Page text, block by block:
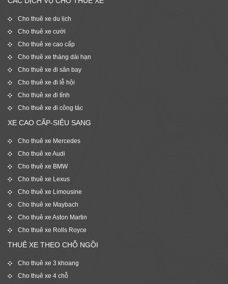
Cho thuê xe du lịch
Cho thuê xe cưới
Cho thuê xe cao cấp
Cho thuê xe tháng dài hạn
Cho thuê xe đi sân bay
Cho thuê xe đi lễ hội
Cho thuê xe đi tỉnh
Cho thuê xe đi công tác
XE CAO CẤP-SIÊU SANG
Cho thuê xe Mercedes
Cho thuê xe Audi
Cho thuê xe BMW
Cho thuê xe Lexus
Cho thuê xe Limousine
Cho thuê xe Maybach
Cho thuê xe Aston Martin
Cho thuê xe Rolls Royce
THUÊ XE THEO CHỖ NGỒI
Cho thuê xe 3 khoang
Cho thuê xe 4 chỗ